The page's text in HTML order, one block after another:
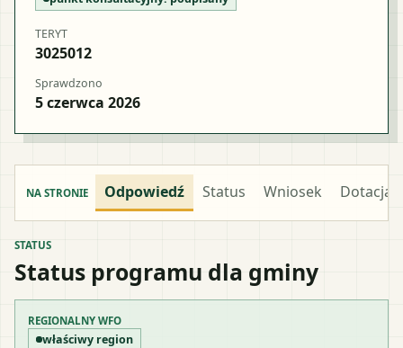
TERYT
3025012
Sprawdzono
5 czerwca 2026
NA STRONIE Odpowiedź Status Wniosek Dotacja
STATUS
Status programu dla gminy
REGIONALNY WFO
właściwy region